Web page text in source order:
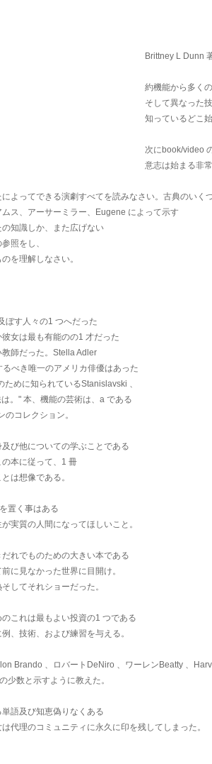
Brittney L Dunn
約機能から多く
そして異なった
知っているどこ
次にbook/video
意志は始まる非
よってできる演劇すべてを読みなさい。古典のいく
ス、アーサーミラー、Eugene によって示す
知識しか、また広げない
照をし、
を理解しなさい。
ぼす人々の1 つへだった
女は最も有能のの1 才だった
師だった。Stella Adler
べき唯一のアメリカ俳優はあった
めに知られているStanislavski 、
。" 本、機能の芸術は、a である
コレクション。
び他についての学ぶことである
本に従って、1 冊
は想像である。
置く事はある
実質の人間になってほしいこと。
れでものための大きい本である
に見なかった世界に目開け。
してそれショーだった。
これは最もよい投資の1 つである
、技術、および練習を与える。
Brando 、ロバートDeNiro 、ワーレンBeatty 、
少数と示すように教えた。
語及び知恵偽りなくある
代理のコミュニティに永久に印を残してしまった。